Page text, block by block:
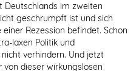
Deutschlands im zweiten
geschrumpft ist und sich
Rezession befindet. Schon
laxen Politik und
verhindern. Und jetzt
dieser wirkungslosen